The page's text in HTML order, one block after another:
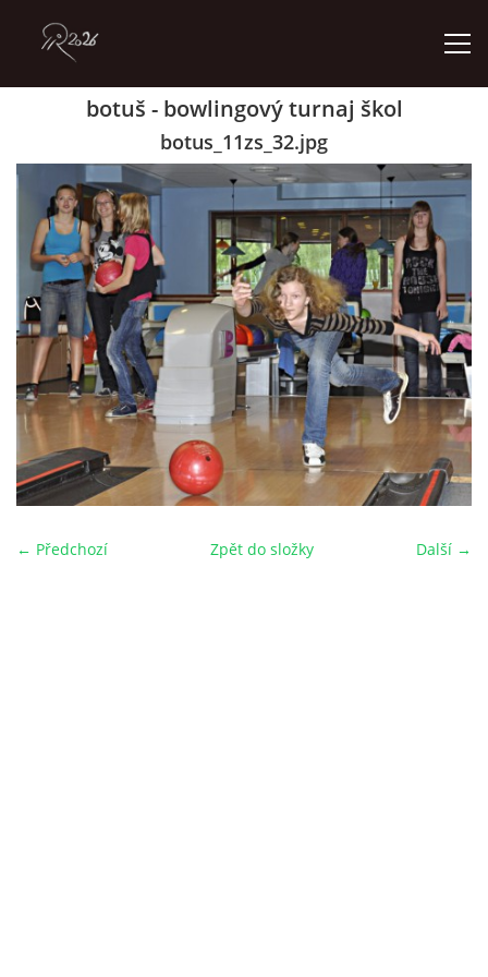
GALERIE
KONTAKT
© 2026 eStránky.cz
botuš - bowlingový turnaj škol
botus_11zs_32.jpg
← Předchozí Další →
Zpět do složky